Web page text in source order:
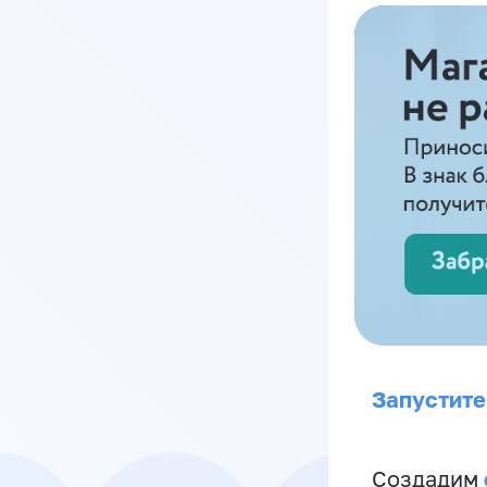
Создадим